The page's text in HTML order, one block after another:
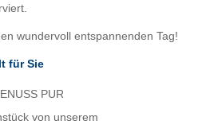
wundervoll entspannenden Tag!
für Sie
PUR
von unserem